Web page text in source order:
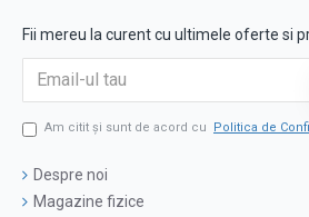
Fii mereu la curent cu ultimele oferte si
Am citit şi sunt de acord cu Politica de
Despre noi
Magazine fizice